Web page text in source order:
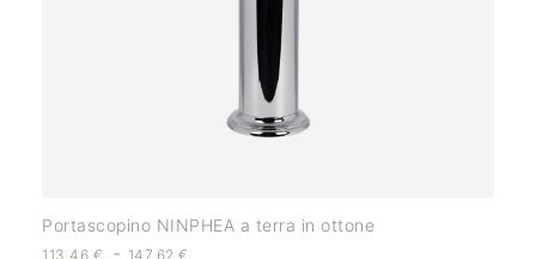
Portascopino NINPHEA a terra in ottone
113,46 € - 147,62€